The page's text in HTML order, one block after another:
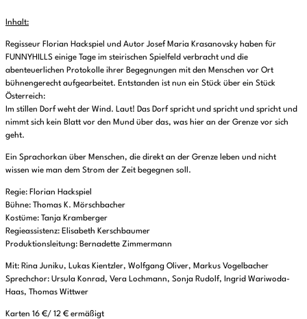
Inhalt:
Regisseur Florian Hackspiel und Autor Josef Maria Krasanovsky haben für
FUNNYHILLS einige Tage im steirischen Spielfeld verbracht und die
abenteuerlichen Protokolle ihrer Begegnungen mit den Menschen vor Ort
bühnengerecht aufgearbeitet. Entstanden ist nun ein Stück über ein Stück
Österreich:
Im stillen Dorf weht der Wind. Laut! Das Dorf spricht und spricht und spricht und
nimmt sich kein Blatt vor den Mund über das, was hier an der Grenze vor sich
geht.
Ein Sprachorkan über Menschen, die direkt an der Grenze leben und nicht
wissen wie man dem Strom der Zeit begegnen soll.
Regie: Florian Hackspiel
Bühne: Thomas K. Mörschbacher
Kostüme: Tanja Kramberger
Regieassistenz: Elisabeth Kerschbaumer
Produktionsleitung: Bernadette Zimmermann
Mit: Rina Juniku, Lukas Kientzler, Wolfgang Oliver, Markus Vogelbacher
Sprechchor: Ursula Konrad, Vera Lochmann, Sonja Rudolf, Ingrid Wariwoda-
Haas, Thomas Wittwer
Karten 16 €/ 12 € ermäßigt